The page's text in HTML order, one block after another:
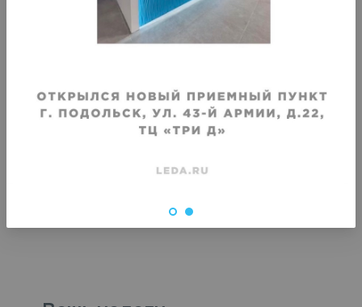
Химчистка полушубка из
синтетического меха
Химчистка длинной
синтетического меха